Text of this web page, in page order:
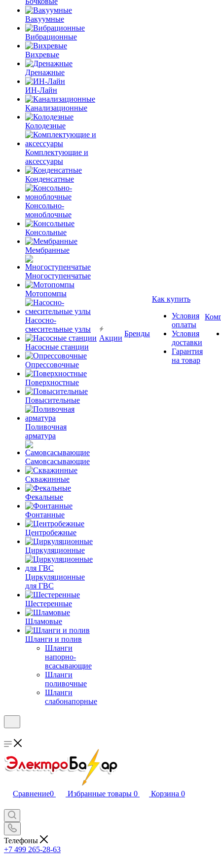
Вакуумные
Вибрационные
Вихревые
Дренажные
ИН-Лайн
Канализационные
Колодезные
Комплектующие и
аксессуары
Конденсатные
Консольно-
моноблочные
Консольные
Мембранные
Многоступенчатые
Мотопомпы
Насосно-
смесительные узлы
Насосные станции
Опрессовочные
Поверхностные
Повысительные
Поливочная
арматура
Самовсасывающие
Скважинные
Фекальные
Фонтанные
Центробежные
Циркуляционные
Циркуляционные
для ГВС
Шестеренные
Шламовые
Шланги и полив
Шланги
напорно-
всасывающие
Шланги
поливочные
Шланги
слабонапорные
Акции
Бренды
Как купить
Условия
оплаты
Условия
доставки
Гарантия
на товар
Сравнение0 Избранные товары 0 Корзина 0
Телефоны
+7 499 265-28-63